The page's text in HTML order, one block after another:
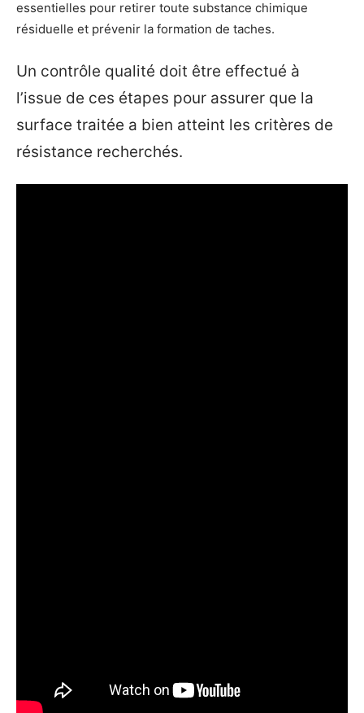
essentielles pour retirer toute substance chimique
résiduelle et prévenir la formation de taches.
Un contrôle qualité doit être effectué à
l’issue de ces étapes pour assurer que la
surface traitée a bien atteint les critères de
résistance recherchés.